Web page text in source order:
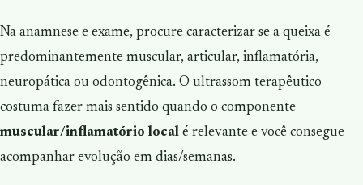
Na anamnese e exame, procure caracterizar se a queixa é
predominantemente muscular, articular, inflamatória,
neuropática ou odontogênica. O ultrassom terapêutico
costuma fazer mais sentido quando o componente
muscular/inflamatório local é relevante e você consegue
acompanhar evolução em dias/semanas.